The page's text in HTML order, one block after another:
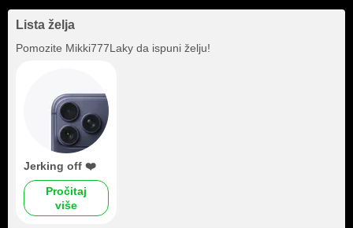
Lista želja
Pomozite Mikki777Laky da ispuni želju!
Jerking off ❤️
Pročitaj
više